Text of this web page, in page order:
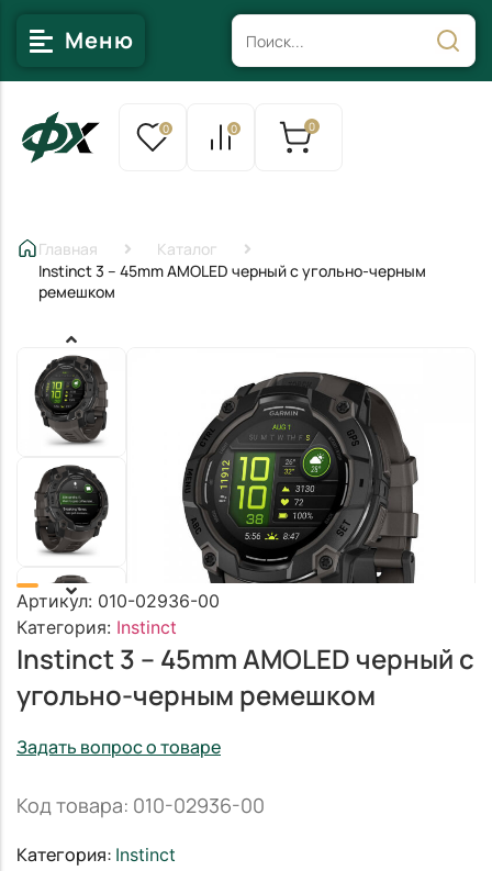
Меню
0 0 0
Главная
Каталог
Instinct 3 – 45mm AMOLED черный с угольно-черным
ремешком
Артикул: 010-02936-00
Категория: Instinct
Instinct 3 – 45mm AMOLED черный с
угольно-черным ремешком
Задать вопрос о товаре
Код товара: 010-02936-00
Категория: Instinct